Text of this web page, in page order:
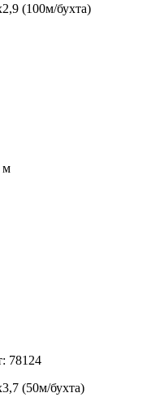
(100м/бухта)
м
78124
(50м/бухта)